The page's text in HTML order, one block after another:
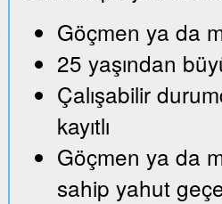
Göçmen ya da
25 yaşından
Çalışabilir
kayıtlı
Göçmen ya da
sahip yahut